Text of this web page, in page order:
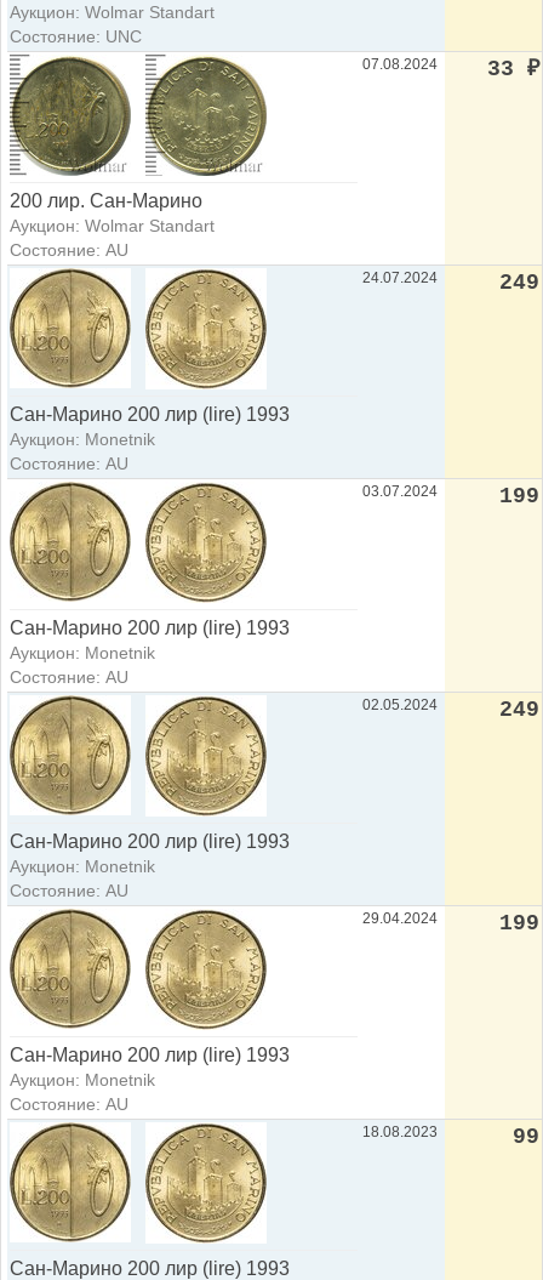
Аукцион: Wolmar Standart
Состояние: UNC
200 лир. Сан-Марино
Аукцион: Wolmar Standart
Состояние: AU
07.08.2024 33 ₽
Сан-Марино 200 лир (lire) 1993
Аукцион: Monetnik
Состояние: AU
24.07.2024 249
Сан-Марино 200 лир (lire) 1993
Аукцион: Monetnik
Состояние: AU
03.07.2024 199
Сан-Марино 200 лир (lire) 1993
Аукцион: Monetnik
Состояние: AU
02.05.2024 249
Сан-Марино 200 лир (lire) 1993
Аукцион: Monetnik
Состояние: AU
29.04.2024 199
Сан-Марино 200 лир (lire) 1993
18.08.2023 99